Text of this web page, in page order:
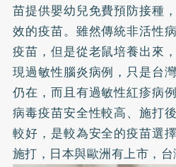
苗提供嬰幼兒免費預防接種
效的疫苗。雖然傳統非活性
疫苗，但是從老鼠培養出來
現過敏性腦炎病例，只是台
仍在，而且有過敏性紅疹病
病毒疫苗安全性較高、施打
較好，是較為安全的疫苗選
施打，日本與歐洲有上市，台